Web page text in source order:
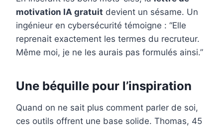
motivation IA gratuit devient un sésame. Un
ingénieur en cybersécurité témoigne : “Elle
reprenait exactement les termes du recruteur.
Même moi, je ne les aurais pas formulés ainsi.”
Une béquille pour l’inspiration
Quand on ne sait plus comment parler de soi,
ces outils offrent une base solide. Thomas, 45